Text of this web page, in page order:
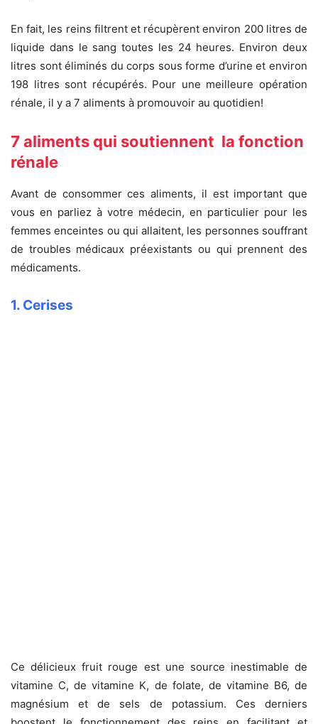
En fait, les reins filtrent et récupèrent environ 200 litres de
liquide dans le sang toutes les 24 heures. Environ deux
litres sont éliminés du corps sous forme d’urine et environ
198 litres sont récupérés. Pour une meilleure opération
rénale, il y a 7 aliments à promouvoir au quotidien!
7 aliments qui soutiennent la fonction
rénale
Avant de consommer ces aliments, il est important que
vous en parliez à votre médecin, en particulier pour les
femmes enceintes ou qui allaitent, les personnes souffrant
de troubles médicaux préexistants ou qui prennent des
médicaments.
1. Cerises
Ce délicieux fruit rouge est une source inestimable de
vitamine C, de vitamine K, de folate, de vitamine B6, de
magnésium et de sels de potassium. Ces derniers